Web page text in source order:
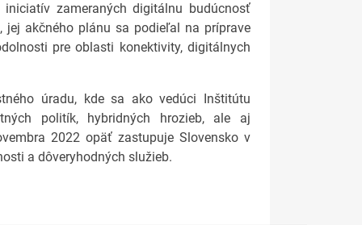
iniciatív zameraných digitálnu budúcnosť
jej akčného plánu sa podieľal na príprave
pre oblasti konektivity, digitálnych
úradu, kde sa ako vedúci Inštitútu
politík, hybridných hrozieb, ale aj
2022 opäť zastupuje Slovensko v
a dôveryhodných služieb.